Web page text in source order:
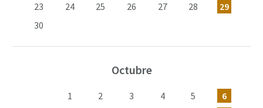
23
24 25 26 27 28
29
30
Octubre
1 2 3 4 5
6